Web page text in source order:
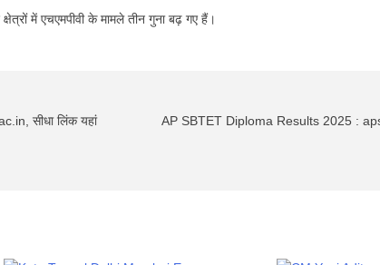
में एचएमपीवी के मामले तीन गुना बढ़ गए हैं।
सीधा लिंक यहां
AP SBTET Diploma Results 2025 :